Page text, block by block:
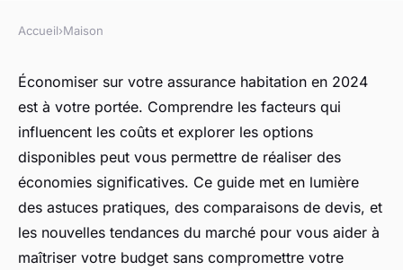
Devis assurance habitation :
les clés pour économiser en
2024
Capucine•27 décembre 2024•3 min de lecture
Accueil›Maison
Économiser sur votre assurance habitation en 2024
est à votre portée. Comprendre les facteurs qui
influencent les coûts et explorer les options
disponibles peut vous permettre de réaliser des
économies significatives. Ce guide met en lumière
des astuces pratiques, des comparaisons de devis, et
les nouvelles tendances du marché pour vous aider à
maîtriser votre budget sans compromettre votre